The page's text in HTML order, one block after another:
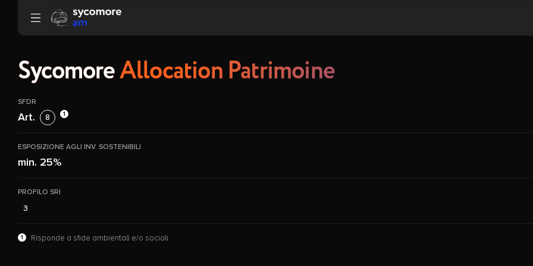
Vai al contenuto
Sycomore Allocation Patrimoine
SFDR
Art. 8 1
ESPOSIZIONE AGLI INV. SOSTENIBILI
min. 25%
PROFILO SRI
3
1 Risponde a sfide ambientali e/o sociali